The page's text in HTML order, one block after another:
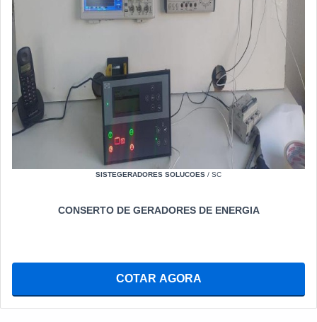
SISTEGERADORES SOLUCOES / SC
CONSERTO DE GERADORES DE ENERGIA
COTAR AGORA